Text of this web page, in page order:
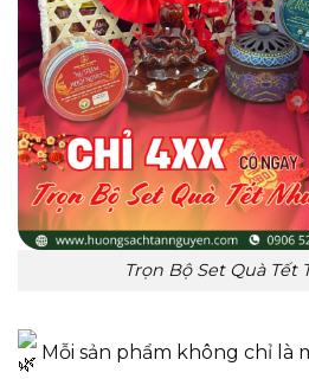
Trọn Bộ Set Quà Tết
Mỗi sản phẩm không chỉ là